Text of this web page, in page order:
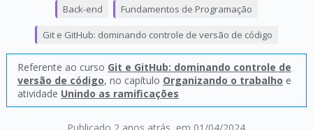
Back-end Fundamentos de Programação
Git e GitHub: dominando controle de versão de código
Referente ao curso Git e GitHub: dominando controle de
versão de código, no capítulo Organizando o trabalho e
atividade Unindo as ramificações